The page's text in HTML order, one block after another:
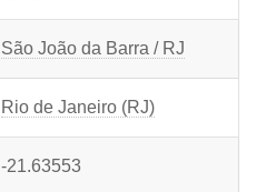
São João da Barra / RJ
Rio de Janeiro (RJ)
-21.63553